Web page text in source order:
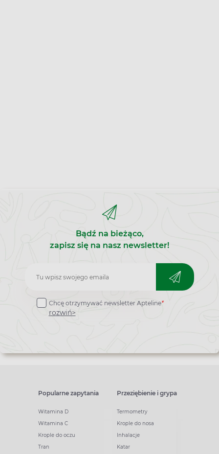
Bądź na bieżąco,
zapisz się na nasz newsletter!
Zapisz
do
newslettera
Chcę otrzymywać newsletter Apteline*
rozwiń>
Popularne zapytania
Witamina D
Witamina C
Krople do oczu
Tran
Przeziębienie i grypa
Termometry
Krople do nosa
Inhalacje
Katar